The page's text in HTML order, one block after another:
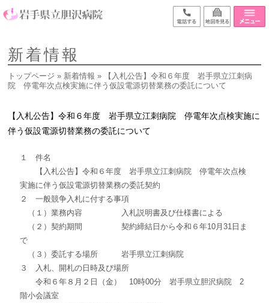
新着情報
トップページ » 新着情報 » 【入札公告】令和６年度 岩手県立江刺病
院 停電年次点検実施に伴う仮設電源切替業務の委託について
【入札公告】令和６年度 岩手県立江刺病院 停電年次点検実施に
伴う仮設電源切替業務の委託について
１ 件名
【入札公告】令和６年度 岩手県立江刺病院 停電年次点検
実施に伴う仮設電源切替業務の委託契約
２ 一般競争入札に付する事項
（１）業務内容 入札説明書及び仕様書による
（２）契約期間 契約締結日から令和６年10月31日ま
で
（３）委託する場所 岩手県立江刺病院
３ 入札、開札の日時及び場所
令和６年８月２日（金） 10時00分 岩手県立胆沢病院 2
階小会議室